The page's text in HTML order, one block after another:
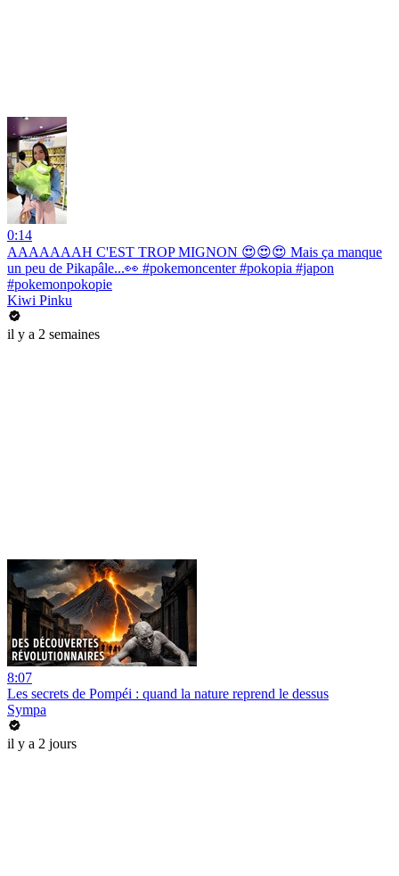
0:14
AAAAAAAH C'EST TROP MIGNON 😍😍😍 Mais ça manque
un peu de Pikapâle...👀 #pokemoncenter #pokopia #japon
#pokemonpokopie
Kiwi Pinku
il y a 2 semaines
8:07
Les secrets de Pompéi : quand la nature reprend le dessus
Sympa
il y a 2 jours